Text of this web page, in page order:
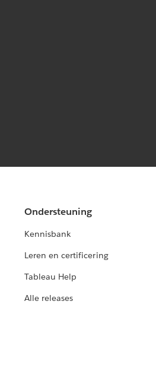
Ondersteuning
Kennisbank
Leren en certificering
Tableau Help
Alle releases